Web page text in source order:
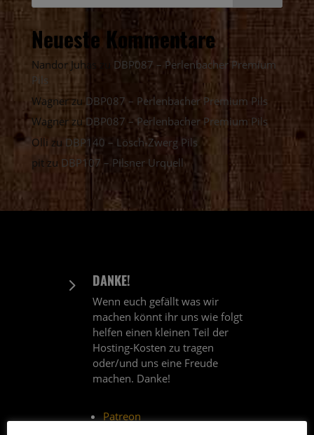
Neueste Kommentare
Nandor Juhas
DBP087 – Perlenbacher Premium
Pils
Wagnerzu DBP087 – Perlenbacher Premium Pils
WagnerzuDBP087 – Perlenbacher Premium Pils
Olli zu DBP140 – Lösch-Zwerg Pils
pitzu DBP107 – Pilsner Urquell
5 DANKE!
Wenn euch gefällt was wir
machen könnt ihr uns wie folgt
helfen einen kleinen Teil der
Hosting-Kosten zu tragen
oder/und uns eine Freude
machen. Danke!
Patreon